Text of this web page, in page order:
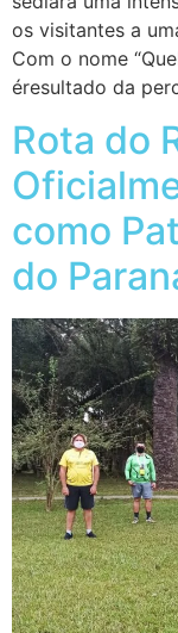
os visitantes a
Com o nome
éresultado da
Rota do
como
do